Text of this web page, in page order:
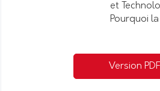
et
Pourquoi
Version PDF